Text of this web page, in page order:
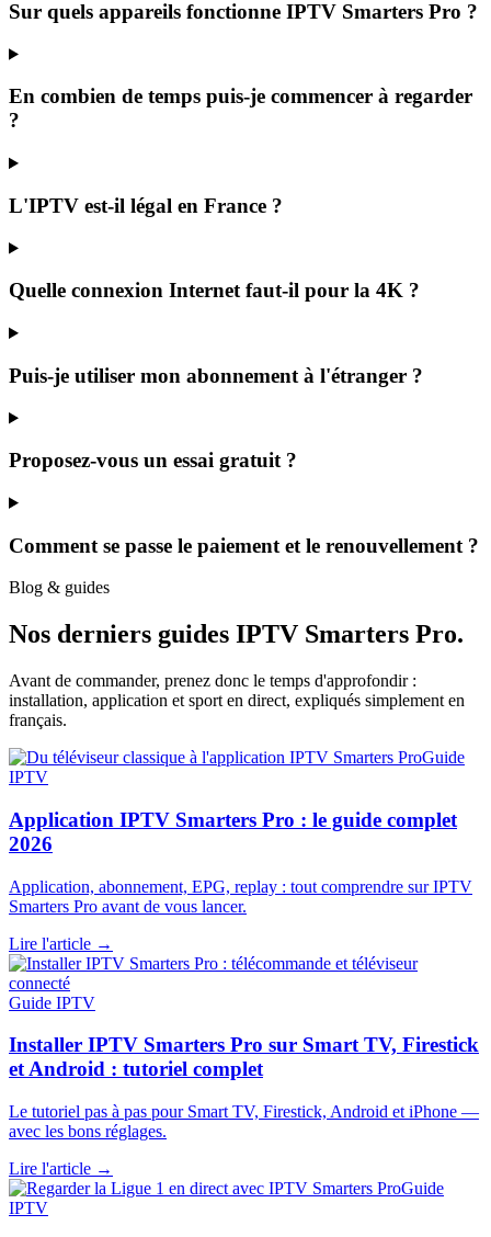
Sur quels appareils fonctionne IPTV Smarters Pro ?
En combien de temps puis-je commencer à regarder
?
L'IPTV est-il légal en France ?
Quelle connexion Internet faut-il pour la 4K ?
Puis-je utiliser mon abonnement à l'étranger ?
Proposez-vous un essai gratuit ?
Comment se passe le paiement et le renouvellement ?
Blog & guides
Nos derniers guides IPTV Smarters Pro.
Avant de commander, prenez donc le temps d'approfondir :
installation, application et sport en direct, expliqués simplement en
français.
Guide
IPTV
Application IPTV Smarters Pro : le guide complet
2026
Application, abonnement, EPG, replay : tout comprendre sur IPTV
Smarters Pro avant de vous lancer.
Lire l'article →
Guide IPTV
Installer IPTV Smarters Pro sur Smart TV, Firestick
et Android : tutoriel complet
Le tutoriel pas à pas pour Smart TV, Firestick, Android et iPhone —
avec les bons réglages.
Lire l'article →
Guide
IPTV